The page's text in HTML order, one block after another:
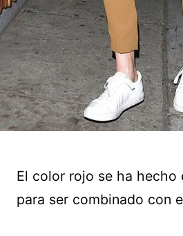
El color rojo se ha hecho
para ser combinado con